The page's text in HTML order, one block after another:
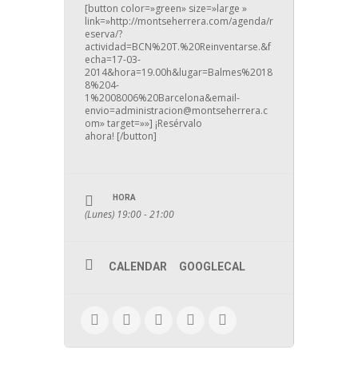
[button color=»green» size=»large »
link=»http://montseherrera.com/agenda/r
eserva/?
actividad=BCN%20T.%20Reinventarse.&f
echa=17-03-
2014&hora=19.00h&lugar=Balmes%2018
8%204-
1%2008006%20Barcelona&email-
envio=administracion@montseherrera.c
om» target=»»] ¡Resérvalo
ahora! [/button]
HORA
(Lunes) 19:00 - 21:00
CALENDAR GOOGLECAL